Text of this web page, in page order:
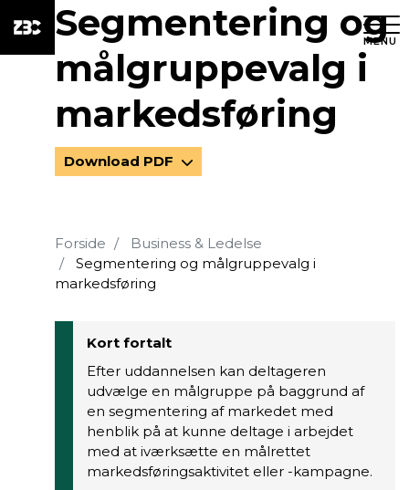
MENU
Segmentering og
målgruppevalg i
markedsføring
Download PDF
Forside
Business & Ledelse
Segmentering og målgruppevalg i
markedsføring
Kort fortalt
Efter uddannelsen kan deltageren
udvælge en målgruppe på baggrund af
en segmentering af markedet med
henblik på at kunne deltage i arbejdet
med at iværksætte en målrettet
markedsføringsaktivitet eller -kampagne.